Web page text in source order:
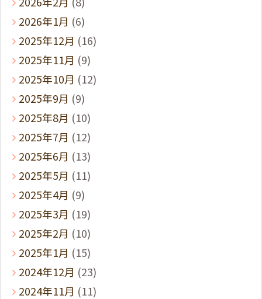
2026年1月 (6)
2025年12月 (16)
2025年11月 (9)
2025年10月 (12)
2025年9月 (9)
2025年8月 (10)
2025年7月 (12)
2025年6月 (13)
2025年5月 (11)
2025年4月 (9)
2025年3月 (19)
2025年2月 (10)
2025年1月 (15)
2024年12月 (23)
2024年11月 (11)